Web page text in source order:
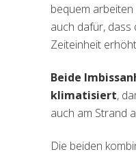
bequem
auch dafür, dass
Zeiteinheit
Beide
klimatisiert,
auch am Strand
Die beiden